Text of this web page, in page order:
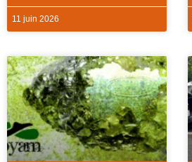
11 juin 2026